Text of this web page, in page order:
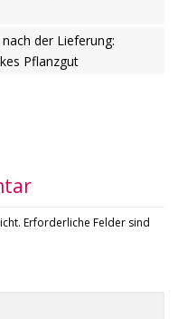
der Lieferung:
Pflanzgut
Erforderliche Felder sind